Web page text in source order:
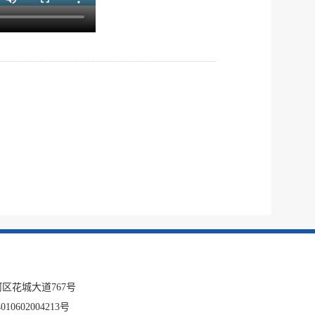
花城大道767号
号